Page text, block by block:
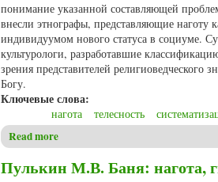
понимание указанной составляющей
внесли этнографы, представляющие наготу
индивидуумом нового статуса в социуме.
культурологи, разработавшие
зрения представителей религиоведческого
Богу.
Ключевые слова:
нагота телесность
Read more
Пулькин М.В. Баня: нагота,